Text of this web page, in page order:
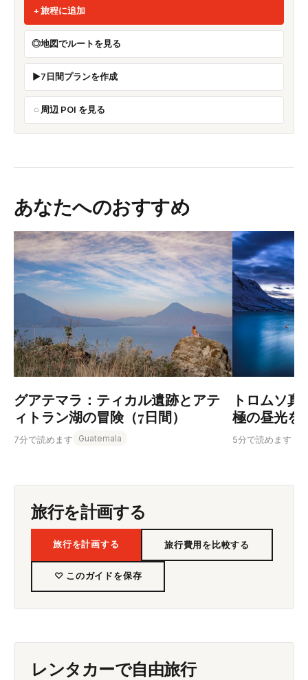
旅程に追加
地図でルートを見る
7日間プランを作成
周辺 POI を見る
あなたへのおすすめ
グアテマラ：ティカル遺跡とアテ
ィトラン湖の冒険（7日間）
7分で読めます Guatemala
トロムソ
極の昼光を
5分で読めます
旅行を計画する
旅行を計画する 旅行費用を比較する
♡ このガイドを保存
レンタカーで自由旅行